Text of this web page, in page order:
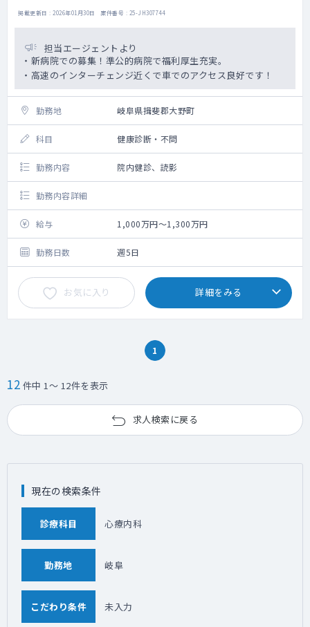
掲載更新日 : 2026年01月30日 案件番号 : 25-JH307744
担当エージェントより
・新病院での募集！準公的病院で福利厚生充実。
・高速のインターチェンジ近くで車でのアクセス良好です！
勤務地 岐阜県揖斐郡大野町
科目 健康診断・不問
勤務内容 院内健診、読影
勤務内容詳細
給与 1,000万円～1,300万円
勤務日数 週5日
お気に入り 詳細をみる
1
12 件中 1～ 12件を表示
求人検索に戻る
現在の検索条件
診療科目 心療内科
勤務地 岐阜
こだわり条件 未入力